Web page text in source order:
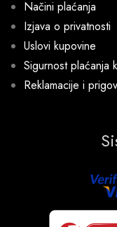
Načini plaćanja
Izjava o privatnosti
Uslovi kupovine
Sigurnost plaćanja
Reklamacije i